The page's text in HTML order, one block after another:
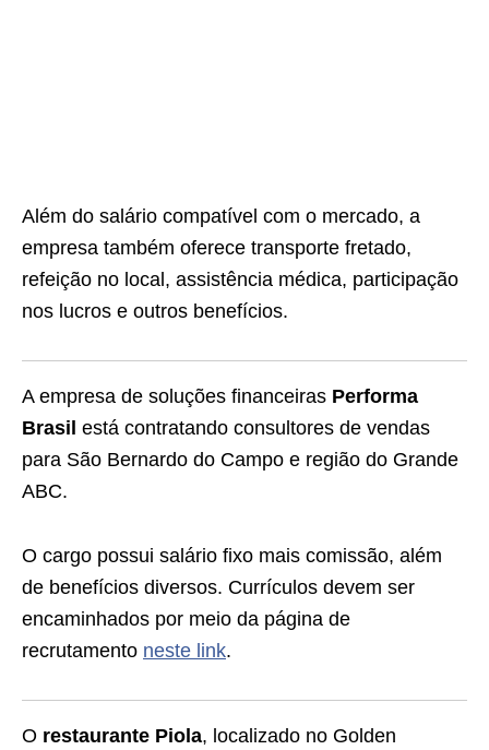
Além do salário compatível com o mercado, a
empresa também oferece transporte fretado,
refeição no local, assistência médica, participação
nos lucros e outros benefícios.
A empresa de soluções financeiras Performa
Brasil está contratando consultores de vendas
para São Bernardo do Campo e região do Grande
ABC.
O cargo possui salário fixo mais comissão, além
de benefícios diversos. Currículos devem ser
encaminhados por meio da página de
recrutamento neste link.
O restaurante Piola, localizado no Golden